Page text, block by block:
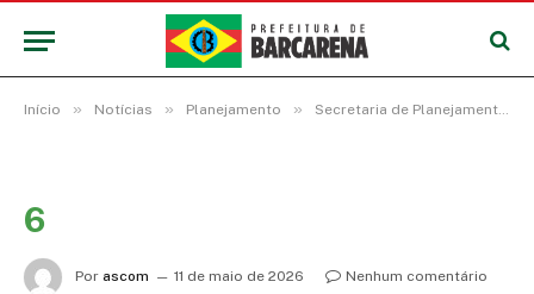
Início » Notícias » Planejamento » Secretaria de Planejamento de Barcarena encerra as expedições do plano diretor na comunidade do Turuí
6
Por ascom 11 de maio de 2026
Nenhum comentário